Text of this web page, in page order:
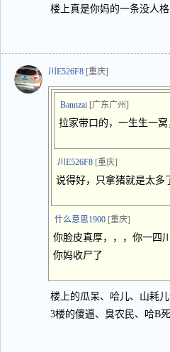
楼上真是你妈的一条没人格
川E526F8 [重庆]
Bannzai [广东广州]
拉家带口的，一生生一
川E526F8 [重庆]
说得好，只拿猪就是太多
什么意思1900 [重庆]
你脸皮真厚，，，你一四
你妈收尸了
楼上的瓜呆、哈儿、山耗儿
3楼的傻逼、臭农民、哈B